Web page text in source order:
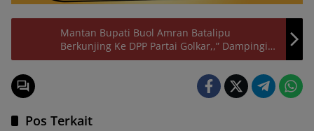
Mantan Bupati Buol Amran Batalipu
Berkunjing Ke DPP Partai Golkar,,” Dampingi
Abdulah Batalipu Penjemputan B1KWK
Pos Terkait